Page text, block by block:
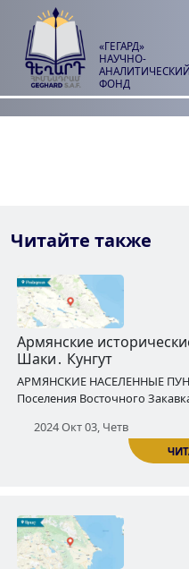
«ГЕГАРД»
НАУЧНО-
ФОНД
Читайте также
Армянские
Шаки․ Кунгут
2024 Окт 03, Четв